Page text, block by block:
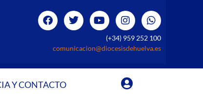
(+34) 959 252 100
comunicacion@diocesisdehuelva.es
Y CONTACTO